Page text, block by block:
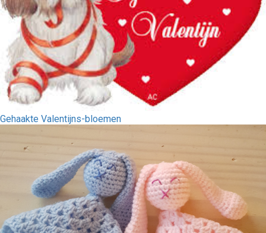
Gehaakte Valentijns-bloemen